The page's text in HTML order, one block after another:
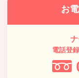
お
電話登